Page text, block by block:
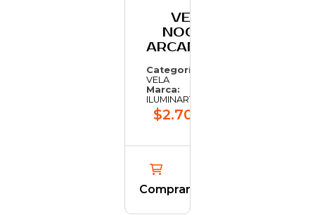
VELAS
NOCHE 7
ARCANGELES
Categoría:
VELA
Marca:
ILUMINARTE
$2.706,60
Comprar